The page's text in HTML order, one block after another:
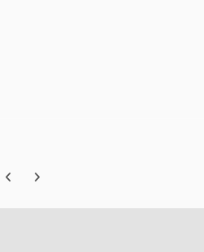
Previous carousel slide
Next carousel slide